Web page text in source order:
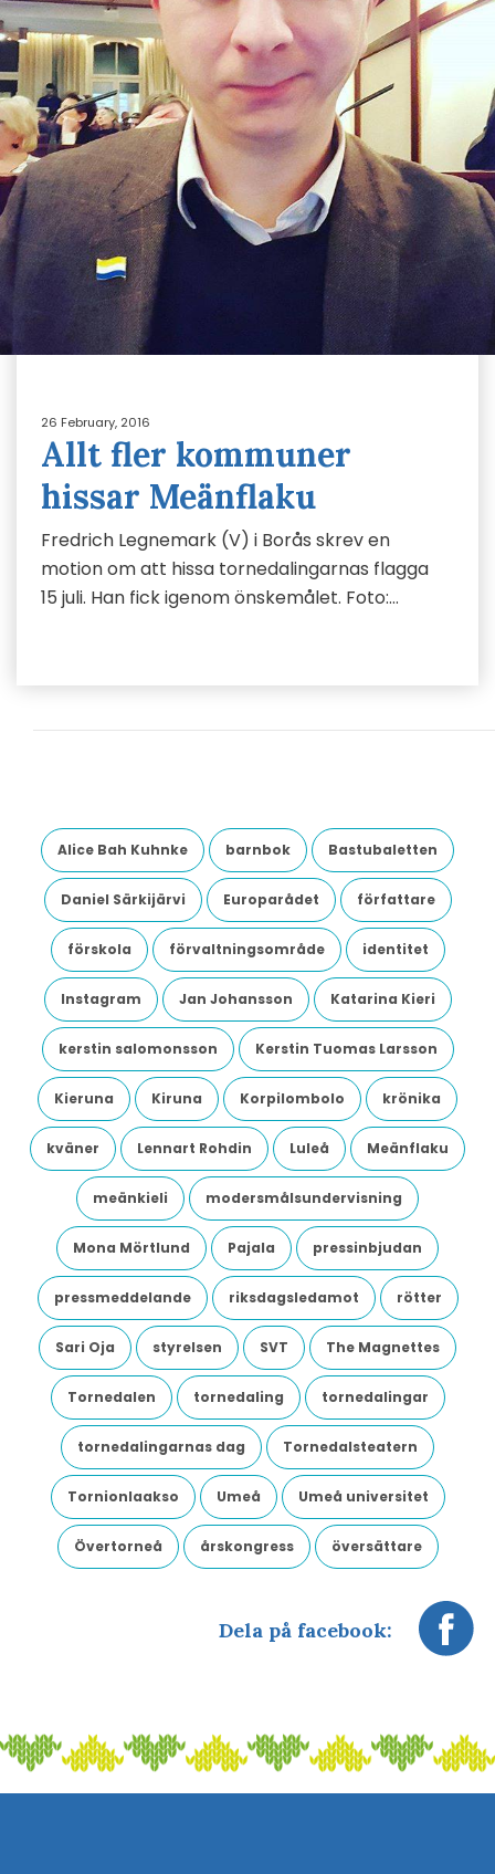
26 February, 2016
Allt fler kommuner
hissar Meänflaku
Fredrich Legnemark (V) i Borås skrev en
motion om att hissa tornedalingarnas flagga
15 juli. Han fick igenom önskemålet. Foto:…
Alice Bah Kuhnke barnbok Bastubaletten
Daniel Särkijärvi Europarådet författare
förskola förvaltningsområde identitet
Instagram Jan Johansson Katarina Kieri
kerstin salomonsson Kerstin Tuomas Larsson
Kieruna Kiruna Korpilombolo krönika
kväner Lennart Rohdin Luleå Meänflaku
meänkieli modersmålsundervisning
Mona Mörtlund Pajala pressinbjudan
pressmeddelande riksdagsledamot rötter
Sari Oja styrelsen SVT The Magnettes
Tornedalen tornedaling tornedalingar
tornedalingarnas dag Tornedalsteatern
Tornionlaakso Umeå Umeå universitet
Övertorneå årskongress översättare
Dela på facebook: